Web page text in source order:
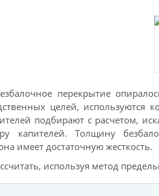
перекрытие
целей, используются
подбирают с расчетом,
капителей. Толщину
имеет достаточную жесткость.
используя метод